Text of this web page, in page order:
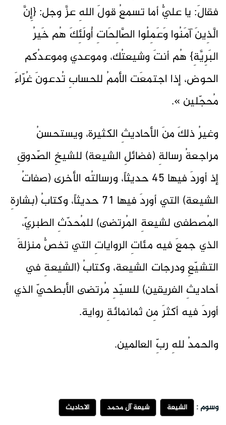
فقالَ: يا عليُّ أما تسمعُ قولَ اللهِ عزَّ وجل: {إِنَّ
الَّذِينَ آمَنُوا وَعَمِلُوا الصَّالِحَاتِ أُولَئِكَ هُم خَيرُ
البَرِيَّةِ} هُم أنتَ وشيعتُك، وموعدي وموعدُكم
الحوض، إذا اجتمعَت الأممُ للحسابِ تُدعونَ غُرّاءَ
مُحجّلين ».
وغيرُ ذلكَ منَ الأحاديثِ الكثيرة، ويستحسنُ
مراجعةُ رسالةِ (فضائلِ الشيعة) للشيخِ الصّدوقِ
إذ أوردَ فيها 45 حديثاً، ورسالتُه الأخرى (صفاتُ
الشيعة) التي أوردَ فيها 71 حديثاً، وكتابُ (بشارةِ
المُصطفى لشيعةِ المُرتضى) للمُحدّثِ الطبريّ،
الذي جمعَ فيه مئاتِ الرواياتِ التي تخصُّ منزلةَ
التشيّعِ ودرجات الشيعة، وكتابُ (الشيعةِ في
أحاديثِ الفريقين) للسيّدِ مُرتضى الأبطحيّ الذي
أوردَ فيه أكثرَ مِن ثمانمائةِ رواية.
والحمدُ للهِ ربِّ العالمين.
وسوم : الشيعة شيعة آل محمد الاحاديث